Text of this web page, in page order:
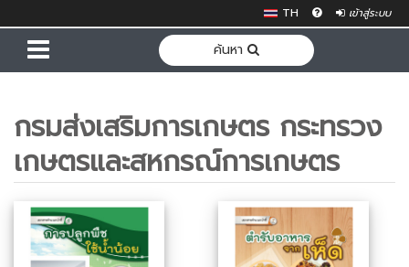
TH เข้าสู่ระบบ
ค้นหา
กรมส่งเสริมการเกษตร กระทรวง
เกษตรและสหกรณ์การเกษตร